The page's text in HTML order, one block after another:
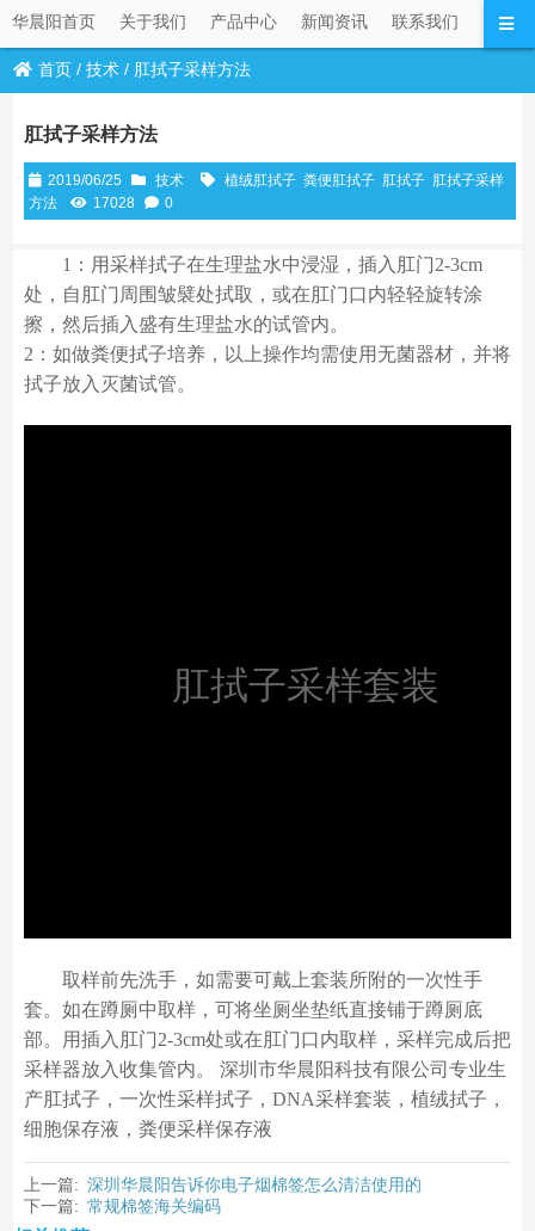
华晨阳首页 关于我们 产品中心 新闻资讯 联系我们
首页 /技术 / 肛拭子采样方法
肛拭子采样方法
2019/06/25 技术 植绒肛拭子 粪便肛拭子 肛拭子 肛拭子采样
方法
17028 0
1：用采样拭子在生理盐水中浸湿，插入肛门2-3cm
处，自肛门周围皱襞处拭取，或在肛门口内轻轻旋转涂
擦，然后插入盛有生理盐水的试管内。
2：如做粪便拭子培养，以上操作均需使用无菌器材，并将
拭子放入灭菌试管。
肛拭子采样套装
取样前先洗手，如需要可戴上套装所附的一次性手
套。如在蹲厕中取样，可将坐厕坐垫纸直接铺于蹲厕底
部。用插入肛门2-3cm处或在肛门口内取样，采样完成后把
采样器放入收集管内。 深圳市华晨阳科技有限公司专业生
产肛拭子，一次性采样拭子，DNA采样套装，植绒拭子，
细胞保存液，粪便采样保存液
上一篇: 深圳华晨阳告诉你电子烟棉签怎么清洁使用的
下一篇: 常规棉签海关编码